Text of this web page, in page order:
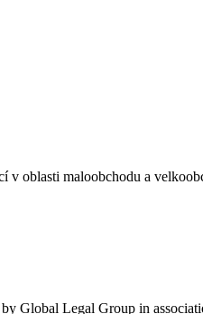
v oblasti maloobchodu a
Global Legal Group in